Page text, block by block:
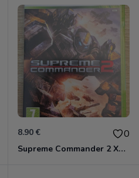
8.90 € 0
Supreme Commander 2 Xbox 360